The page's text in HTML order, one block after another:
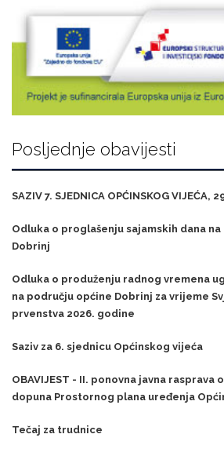
Posljednje obavijesti
SAZIV 7. SJEDNICA OPĆINSKOG VIJEĆA,
Odluka o proglašenju sajamskih dana
Dobrinj
Odluka o produženju radnog vremena
na području općine Dobrinj za vrijeme
prvenstva 2026. godine
Saziv za 6. sjednicu Općinskog vijeća
OBAVIJEST - II. ponovna javna rasprava
dopuna Prostornog plana uređenja
Tečaj za trudnice